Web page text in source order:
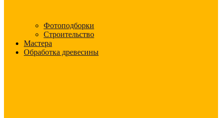
Фотоподборки
Строительство
Мастера
Обработка древесины